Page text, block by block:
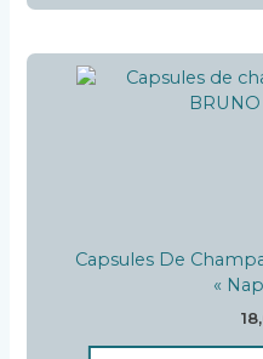
Capsules De
«